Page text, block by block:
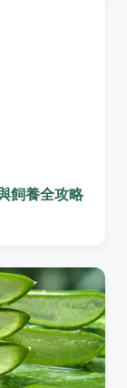
飼養全攻略